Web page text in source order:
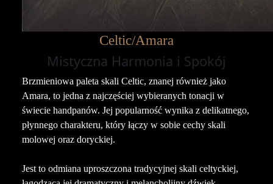
Celtic/Amara
Mistyczna Harmonia i Spokój
Brzmieniowa paleta skali Celtic, znanej również jako
Amara, to jedna z najczęściej wybieranych tonacji w
świecie handpanów. Jej popularność wynika z delikatnego,
płynnego charakteru, który łączy w sobie cechy skali
molowej oraz doryckiej.
Jest to odmiana uproszczona tradycyjnej skali celtyckiej,